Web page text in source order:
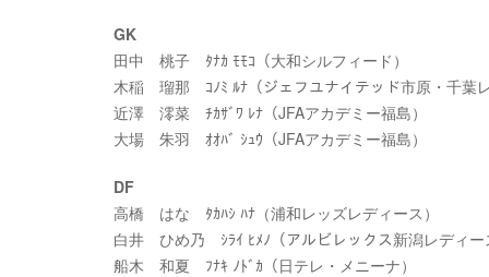
GK
田中 桃子 ﾀﾅｶ ﾓﾓｺ（大和シルフィード）
木稲 瑠那 ｺﾉﾐ ﾙﾅ（ジェフユナイテッド市原・千葉レ
近澤 澪菜 ﾁｶｻﾞﾜ ﾚﾅ（JFAアカデミー福島）
大場 朱羽 ｵｵﾊﾞ ｼｭｳ（JFAアカデミー福島）
DF
高橋 はな ﾀｶﾊｼ ﾊﾅ（浦和レッズレディース）
白井 ひめ乃 ｼﾗｲ ﾋﾒﾉ（アルビレックス新潟レディー
船木 和夏 ﾌﾅｷ ﾉﾄﾞｶ（日テレ・メニーナ）